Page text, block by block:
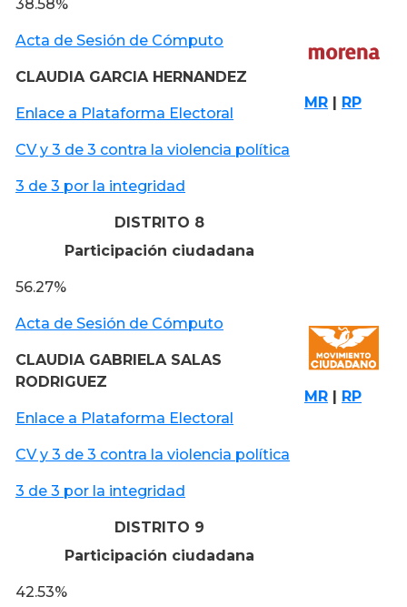
38.58%
Acta de Sesión de Cómputo
CLAUDIA GARCIA HERNANDEZ
Enlace a Plataforma Electoral
CV y 3 de 3 contra la violencia política
3 de 3 por la integridad
MR | RP
DISTRITO 8
Participación ciudadana
56.27%
Acta de Sesión de Cómputo
CLAUDIA GABRIELA SALAS
RODRIGUEZ
Enlace a Plataforma Electoral
CV y 3 de 3 contra la violencia política
3 de 3 por la integridad
MR | RP
DISTRITO 9
Participación ciudadana
42.53%